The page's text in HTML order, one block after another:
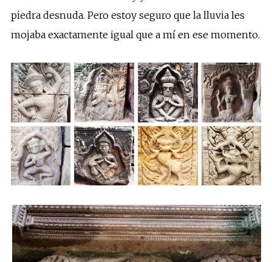
piedra desnuda. Pero estoy seguro que la lluvia les
mojaba exactamente igual que a mí en ese momento.